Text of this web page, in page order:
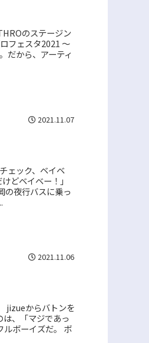
のステージン
フェスタ2021 ～
だから、アーティ
2021.11.07
ェック、ベイベ
どベイベー！」
の夜行バスに乗っ
2021.11.06
jizueからバトンを
、「マジであっ
ルボーイズだ。 ボ